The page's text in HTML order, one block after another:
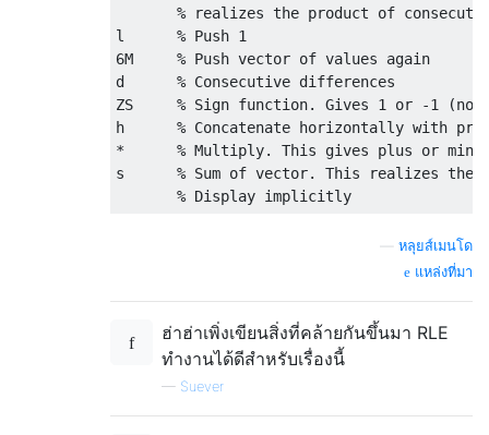
% realizes the product of
l      % Push 1
6M     % Push vector of values again
d      % Consecutive differences
ZS     % Sign function. Gives 1 or -1 (no
h      % Concatenate horizontally with
*      % Multiply. This gives plus or minus
s      % Sum of vector. This realizes the
หลุยส์เมนโด
แหล่งที่มา
ฮ่าฮ่าเพิ่งเขียนสิ่งที่คล้ายกันขึ้นมา RLE
ทำงานได้ดีสำหรับเรื่องนี้
— Suever